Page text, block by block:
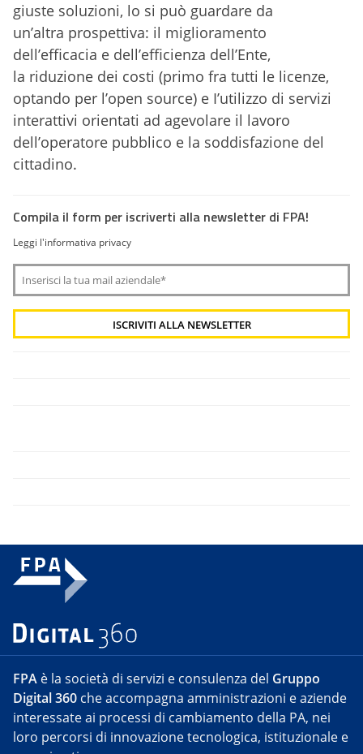
giuste soluzioni, lo si può guardare da
un’altra prospettiva: il miglioramento
dell’efficacia e dell’efficienza dell’Ente,
la riduzione dei costi (primo fra tutti le licenze,
optando per l’open source) e I’utilizzo di servizi
interattivi orientati ad agevolare il lavoro
dell’operatore pubblico e la soddisfazione del
cittadino.
Compila il form per iscriverti alla newsletter di FPA!
Leggi l'informativa privacy
FPA è la società di servizi e consulenza del Gruppo
Digital 360 che accompagna amministrazioni e aziende
interessate ai processi di cambiamento della PA, nei
loro percorsi di innovazione tecnologica, istituzionale e